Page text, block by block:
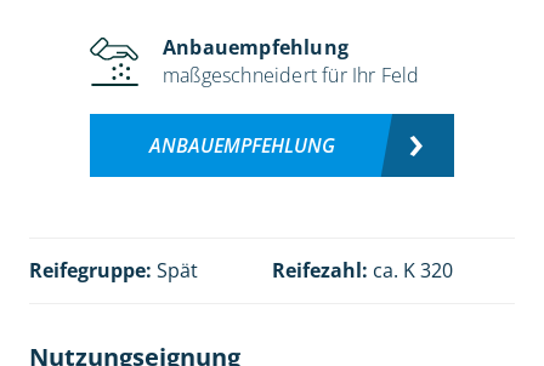
Anbauempfehlung
maßgeschneidert für Ihr Feld
ANBAUEMPFEHLUNG
Reifegruppe: Spät Reifezahl: ca. K 320
Nutzungseignung